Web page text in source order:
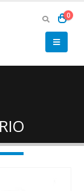
0